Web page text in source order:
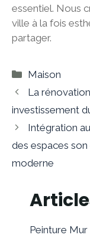
essentiel. Nous
ville à la fois
partager.
Catégories
Maison
La
investissement
Intégration
des espaces son
moderne
Peinture